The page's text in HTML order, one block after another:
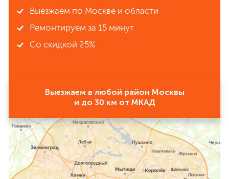
Выезжаем по Москве и области
Ремонтируем за 15 минут
Со скидкой 25%
Выезжаем в любой район Москвы
и до 30 км от МКАД